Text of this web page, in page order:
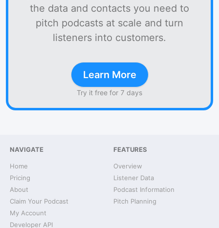
the data and contacts you need to
pitch podcasts at scale and turn
listeners into customers.
Learn More
Try it free for 7 days
NAVIGATE
Home
Pricing
About
Claim Your Podcast
My Account
Developer API
FEATURES
Overview
Listener Data
Podcast Information
Pitch Planning